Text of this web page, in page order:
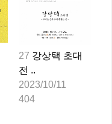
27 강상택 초대
전 ..
2023/10/11
404